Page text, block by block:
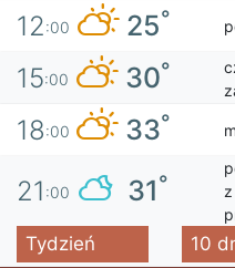
12:00 25°
15:00 30°
18:00 33°
21 :00 31°
z
Tydzień 10